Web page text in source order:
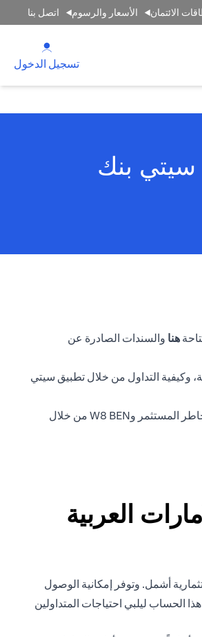
الائتمان الأسعار والرسوم اتصل بنا
تسجيل الدخول
سيتي بنك
هنا والسندات الصادرة عن
وكيفية التداول من خلال تطبيق سيتي
ستحتاج أيضًا إلى أن يكون لديك ملف تعريف صالح لمخاطر المستثمر وإقرار W8 BEN US FATCA صالح قبل أن تتمكن من بدء التداول. يمكن تحديث ملف تعريف مخاطر المستثمر وW8 BEN من خلال
العربية
أشمل. وتوفر إمكانية الوصول
الحساب ليلبي احتياجات المتداولين